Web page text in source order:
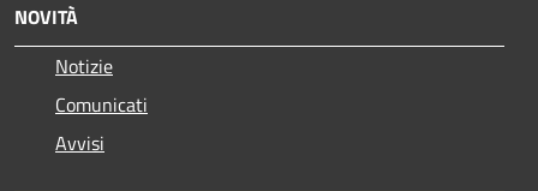
NOVITÀ
Notizie
Comunicati
Avvisi